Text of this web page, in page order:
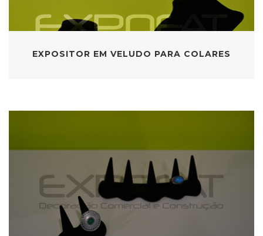
EXPOSITOR EM VELUDO PARA COLARES